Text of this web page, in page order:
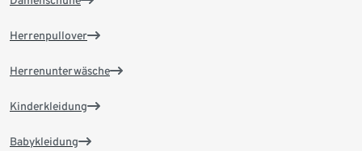
Herrenpullover
Herrenunterwäsche
Kinderkleidung
Babykleidung